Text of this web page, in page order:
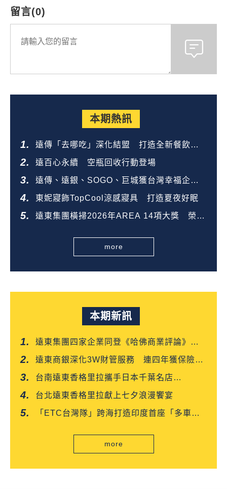
留言(0)
本期熱訊
遠傳「去哪吃」深化結盟 打造全新餐飲生
態圈
遠百心永續 空瓶回收行動登場
遠傳、遠銀、SOGO、巨城獲台灣幸福企業
金獎
東妮寢飾TopCool涼感寢具 打造夏夜好眠
遠東集團橫掃2026年AREA 14項大獎 榮登
more
本期新訊
遠東集團四家企業同登《哈佛商業評論》
「台灣企業領袖100強」
遠東商銀深化3W財管服務 連四年獲保險信
望愛雙獎肯定
台南遠東香格里拉攜手日本千葉名店
「CROISSANT」 得獎可頌搶先上市
台北遠東香格里拉獻上七夕浪漫饗宴
「ETC台灣隊」跨海打造印度首座「多車道
more